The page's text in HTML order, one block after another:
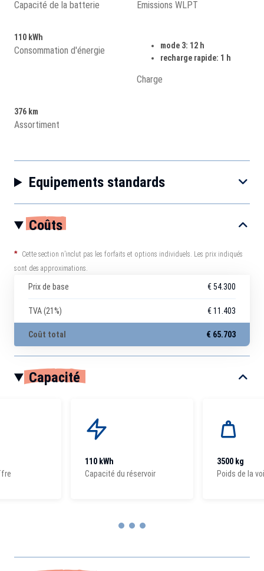
Capacité de la batterie Emissions WLPT
110 kWh
Consommation d'énergie
mode 3: 12 h
recharge rapide: 1 h
Charge
376 km
Assortiment
Equipements standards
Coûts
*
Cette section n’inclut pas les forfaits et options individuels. Les prix indiqués
sont des approximations.
Prix de base € 54.300
TVA (21%) € 11.403
Coût total € 65.703
Capacité
110 kWh
Capacité du réservoir
3500 kg
Poids de la